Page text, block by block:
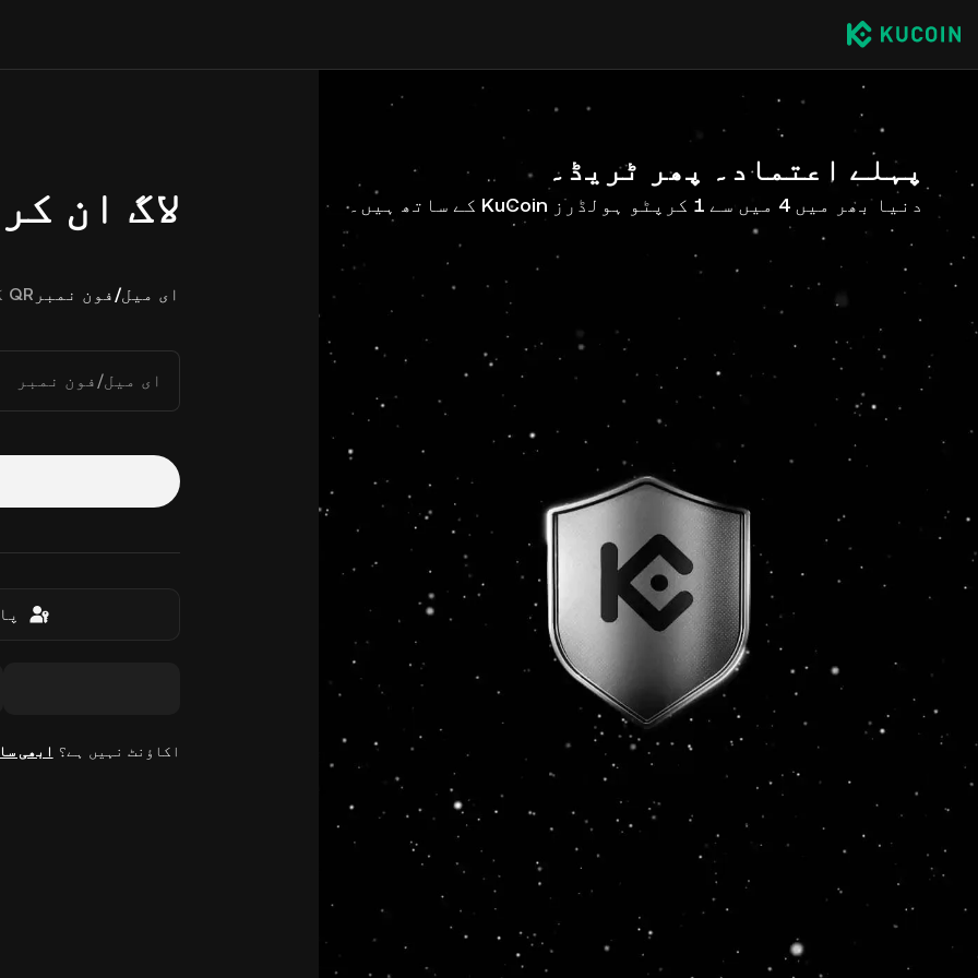
پہلے اعتماد۔ پھر ٹریڈ۔
دنیا بھر میں 4 میں سے 1 کرپٹو ہولڈرز KuCoin کے ساتھ ہیں۔ لاگ ان
ای میل/فون نمبر QR کوڈ
ای میل/فون نمبر
اکاؤنٹ نہیں ہے؟ ابھی